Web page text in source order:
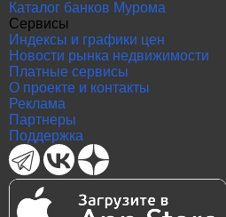
Каталог банков Мурома
Сервисы
Индексы и графики цен
Новости рынка недвижимости
Платные сервисы
О проекте и контакты
Реклама
Партнеры
Поддержка